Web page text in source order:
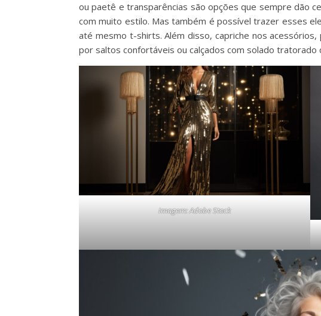
ou paetê e transparências são opções que sempre dão
com muito estilo. Mas também é possível trazer esses
até mesmo t-shirts. Além disso, capriche nos
por saltos confortáveis ou calçados com solado
Imagem: Adobe Stock